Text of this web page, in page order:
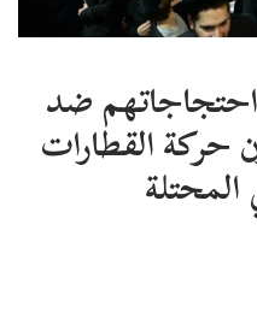
ضد
حركة القطارات